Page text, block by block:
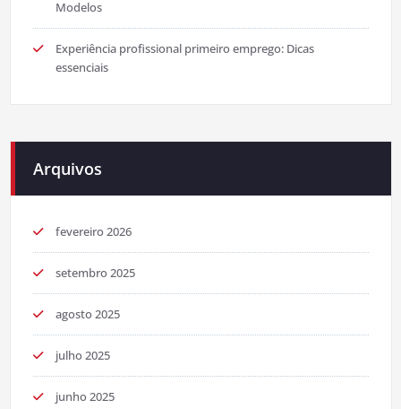
Modelos
Experiência profissional primeiro emprego: Dicas
essenciais
Arquivos
fevereiro 2026
setembro 2025
agosto 2025
julho 2025
junho 2025